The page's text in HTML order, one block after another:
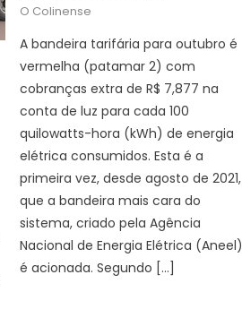
O Colinense
A bandeira tarifária para outubro é
vermelha (patamar 2) com
cobranças extra de R$ 7,877 na
conta de luz para cada 100
quilowatts-hora (kWh) de energia
elétrica consumidos. Esta é a
primeira vez, desde agosto de 2021,
que a bandeira mais cara do
sistema, criado pela Agência
Nacional de Energia Elétrica (Aneel)
é acionada. Segundo […]